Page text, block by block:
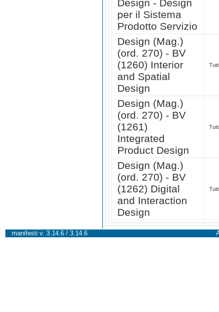
Design - Design
per il Sistema
Prodotto Servizio
Design (Mag.)
(ord. 270) - BV
(1260) Interior
and Spatial
Design
Design (Mag.)
(ord. 270) - BV
(1261)
Integrated
Product Design
Design (Mag.)
(ord. 270) - BV
(1262) Digital
and Interaction
Design
manifesti v. 3.14.6 / 3.14.6